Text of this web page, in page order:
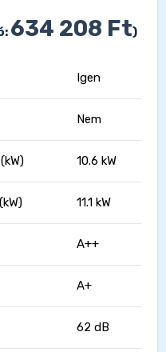
634 208 Ft)
Igen
Nem
10.6 kW
11.1 kW
A++
A+
62 dB